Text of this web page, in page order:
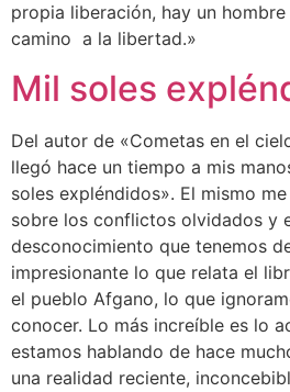
propia liberación, hay un
camino a la libertad.»
Mil soles
Del autor de «Cometas en el
llegó hace un tiempo a mis
soles expléndidos». El mismo
sobre los conflictos olvidados y
desconocimiento que tenemos
impresionante lo que relata el
el pueblo Afgano, lo que
conocer. Lo más increíble es lo
estamos hablando de hace
una realidad reciente,